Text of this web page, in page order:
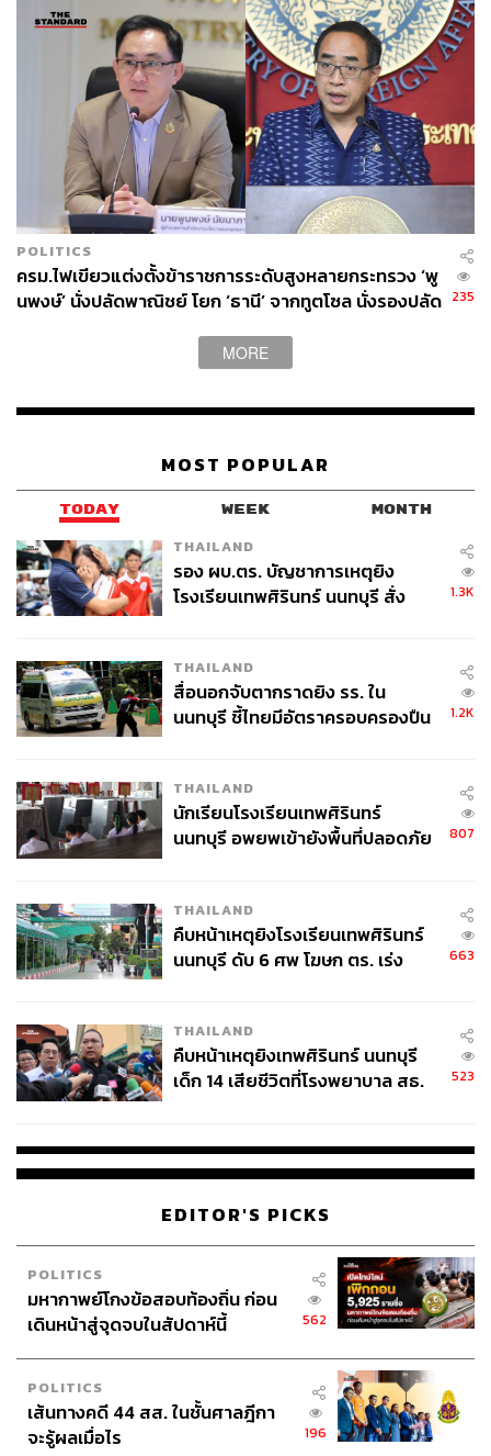
POLITICS
ครม.ไฟเขียวแต่งตั้งข้าราชการระดับสูงหลายกระทรวง ‘พู
นพงษ์’ นั่งปลัดพาณิชย์ โยก ‘ธานี’ จากทูตโซล นั่งรองปลัด 235
MORE
MOST POPULAR
TODAY WEEK MONTH
THAILAND
รอง ผบ.ตร. บัญชาการเหตุยิง
โรงเรียนเทพศิรินทร์ นนทบุรี สั่ง
1.3K
THAILAND
สื่อนอกจับตากราดยิง รร. ใน
นนทบุรี ชี้ไทยมีอัตราครอบครองปืน
1.2K
THAILAND
นักเรียนโรงเรียนเทพศิรินทร์
นนทบุรี อพยพเข้ายังพื้นที่ปลอดภัย
807
THAILAND
คืบหน้าเหตุยิงโรงเรียนเทพศิรินทร์
นนทบุรี ดับ 6 ศพ โฆษก ตร. เร่ง
663
THAILAND
คืบหน้าเหตุยิงเทพศิรินทร์ นนทบุรี
เด็ก 14 เสียชีวิตที่โรงพยาบาล สธ.
523
EDITOR'S PICKS
POLITICS
มหากาพย์โกงข้อสอบท้องถิ่น ก่อน
เดินหน้าสู่จุดจบในสัปดาห์นี้
562
POLITICS
เส้นทางคดี 44 สส. ในชั้นศาลฎีกา
จะรู้ผลเมื่อไร
196